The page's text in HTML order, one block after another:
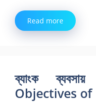
Read more
ব্যাংক
Objectives